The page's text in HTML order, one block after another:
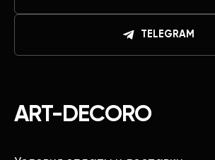
ART-DECORO
TELEGRAM